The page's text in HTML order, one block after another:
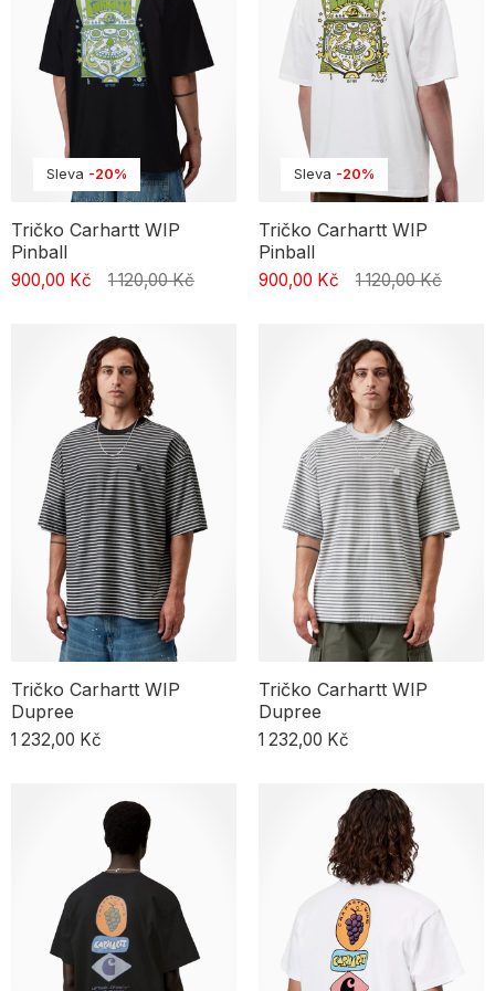
Sleva -20%
Tričko Carhartt WIP
Pinball
900,00 Kč 1 120,00 Kč
Sleva -20%
Tričko Carhartt WIP
Pinball
900,00 Kč 1 120,00 Kč
Tričko Carhartt WIP
Dupree
1 232,00 Kč
Tričko Carhartt WIP
Dupree
1 232,00 Kč